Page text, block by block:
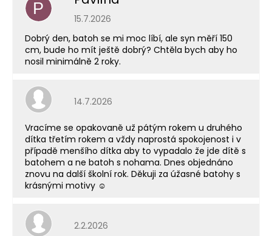
P Hodnocení obchodu je 5 z 5 hvězdiček.
15.7.2026
Dobrý den, batoh se mi moc líbí, ale syn měří 150
cm, bude ho mít ještě dobrý? Chtěla bych aby ho
nosil minimálně 2 roky.
Hodnocení obchodu je 5 z 5 hvězdiček.
14.7.2026
Vracíme se opakovaně už pátým rokem u druhého
dítka třetím rokem a vždy naprostá spokojenost i v
případě menšího dítka aby to vypadalo že jde dítě s
batohem a ne batoh s nohama. Dnes objednáno
znovu na další školní rok. Děkuji za úžasné batohy s
krásnými motivy ☺️
Hodnocení obchodu je 5 z 5 hvězdiček.
2.2.2026